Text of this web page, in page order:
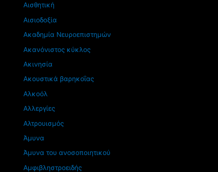
Αισθητική
Αισιοδοξία
Ακαδημία Νευροεπιστημών
Ακανόνιστος κύκλος
Ακινησία
Ακουστικά βαρηκοΐας
Αλκοόλ
Αλλεργίες
Αλτρουισμός
Άμυνα
Άμυνα του ανοσοποιητικού
Αμφιβληστροειδής